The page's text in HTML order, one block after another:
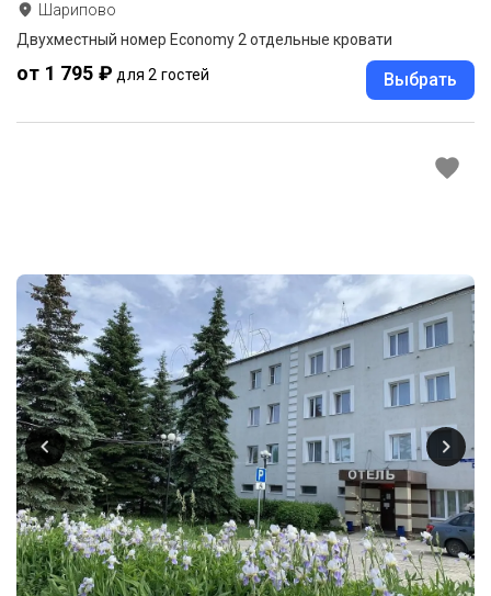
Шарипово
Двухместный номер Economy 2 отдельные кровати
от 1 795 ₽ для 2 гостей Выбрать